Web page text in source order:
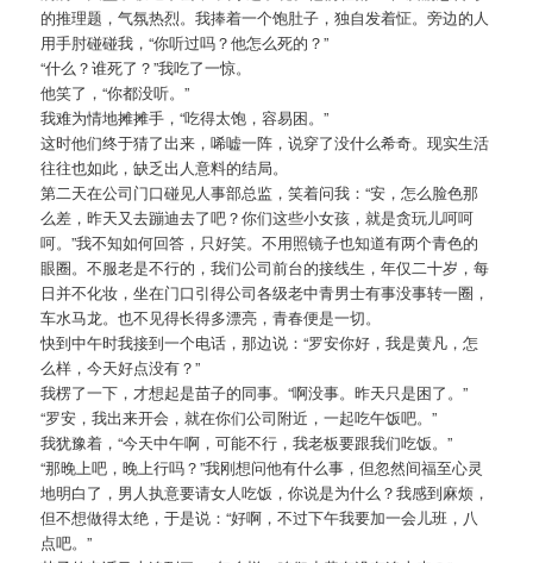
的推理题，气氛热烈。我捧着一个饱肚子，独自发着怔。旁边的人
用手肘碰碰我，“你听过吗？他怎么死的？”
“什么？谁死了？”我吃了一惊。
他笑了，“你都没听。”
我难为情地摊摊手，“吃得太饱，容易困。”
这时他们终于猜了出来，唏嘘一阵，说穿了没什么希奇。现实生活
往往也如此，缺乏出人意料的结局。
第二天在公司门口碰见人事部总监，笑着问我：“安，怎么脸色那
么差，昨天又去蹦迪去了吧？你们这些小女孩，就是贪玩儿呵呵
呵。”我不知如何回答，只好笑。不用照镜子也知道有两个青色的
眼圈。不服老是不行的，我们公司前台的接线生，年仅二十岁，每
日并不化妆，坐在门口引得公司各级老中青男士有事没事转一圈，
车水马龙。也不见得长得多漂亮，青春便是一切。
快到中午时我接到一个电话，那边说：“罗安你好，我是黄凡，怎
么样，今天好点没有？”
我楞了一下，才想起是苗子的同事。“啊没事。昨天只是困了。”
“罗安，我出来开会，就在你们公司附近，一起吃午饭吧。”
我犹豫着，“今天中午啊，可能不行，我老板要跟我们吃饭。”
“那晚上吧，晚上行吗？”我刚想问他有什么事，但忽然间福至心灵
地明白了，男人执意要请女人吃饭，你说是为什么？我感到麻烦，
但不想做得太绝，于是说：“好啊，不过下午我要加一会儿班，八
点吧。”